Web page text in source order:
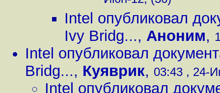
Intel опубликовал
Ivy Bridg..., Аноним,
Intel опубликовал
Bridg..., Куяврик, 03:43 , 24-
Intel опубликовал